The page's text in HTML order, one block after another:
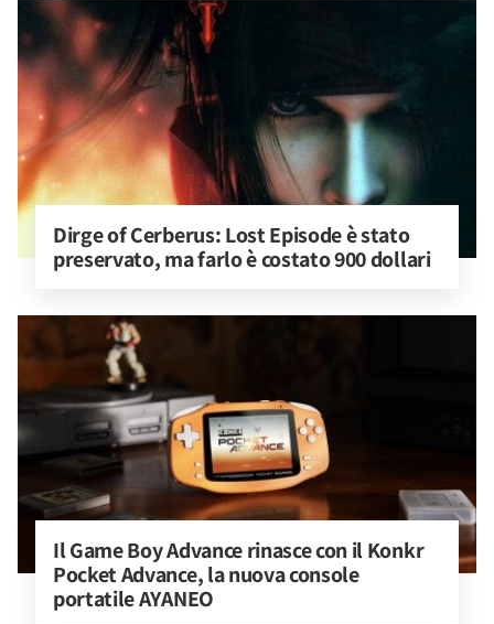
Dirge of Cerberus: Lost Episode è stato
preservato, ma farlo è costato 900 dollari
Il Game Boy Advance rinasce con il Konkr
Pocket Advance, la nuova console
portatile AYANEO